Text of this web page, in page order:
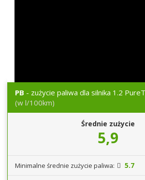
PB - zużycie paliwa dla silnika 1.2
(w l/100km)
Średnie zużycie
5,9
Minimalne średnie zużycie paliwa: 5.7